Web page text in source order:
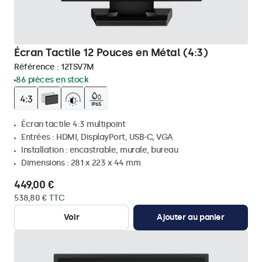
Écran Tactile 12 Pouces en Métal (4:3)
Référence : 12TSV7M
86 pièces en stock
Écran tactile 4:3 multipoint
Entrées : HDMI, DisplayPort, USB-C, VGA
Installation : encastrable, murale, bureau
Dimensions : 281 x 223 x 44 mm
449,00 €
538,80 € TTC
Voir
Ajouter au panier